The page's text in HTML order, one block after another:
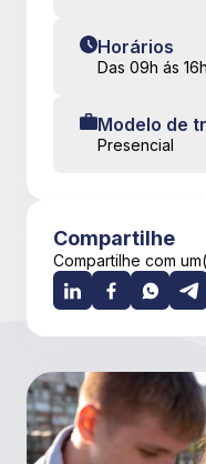
Horários
Das 09h ás 16h
Modelo de
Presencial
Compartilhe
Compartilhe com